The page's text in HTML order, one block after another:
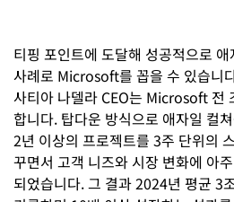
티핑 포인트에 도달해 성공적으로
사례로 Microsoft를 꼽을 수 있습니
사티아 나델라 CEO는 Microsoft 전
합니다. 탑다운 방식으로 애자일 컬
2년 이상의 프로젝트를 3주 단위의
꾸면서 고객 니즈와 시장 변화에 아
되었습니다. 그 결과 2024년 평균 3